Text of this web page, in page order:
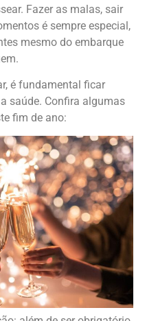
Fazer as malas, sair
é sempre especial,
mesmo do embarque
é fundamental ficar
saúde. Confira algumas
fim de ano: